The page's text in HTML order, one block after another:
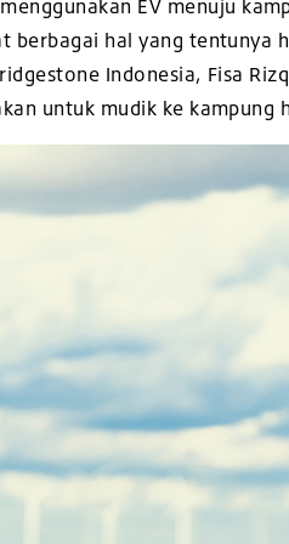
EV menuju
berbagai hal yang tentunya
Indonesia, Fisa
untuk mudik ke kampung